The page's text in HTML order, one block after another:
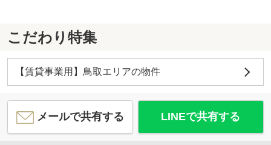
こだわり特集
【賃貸事業用】鳥取エリアの物件
メールで共有する LINEで共有する